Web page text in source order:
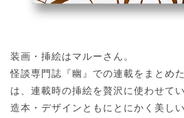
装画・挿絵はマルーさん。
怪談専門誌『幽』での連載をまとめ
は、連載時の挿絵を贅沢に使わせて
造本・デザインともにとにかく美し